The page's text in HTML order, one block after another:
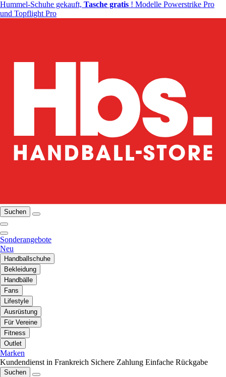
Hummel-Schuhe gekauft, Tasche gratis ! Modelle Powerstrike Pro
und Topflight Pro
Suchen
Sonderangebote
Neu
Handballschuhe
Bekleidung
Handbälle
Fans
Lifestyle
Ausrüstung
Für Vereine
Fitness
Outlet
Marken
Kundendienst in Frankreich Sichere Zahlung Einfache Rückgabe
Suchen